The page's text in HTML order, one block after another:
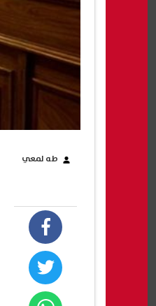
طه لمعي